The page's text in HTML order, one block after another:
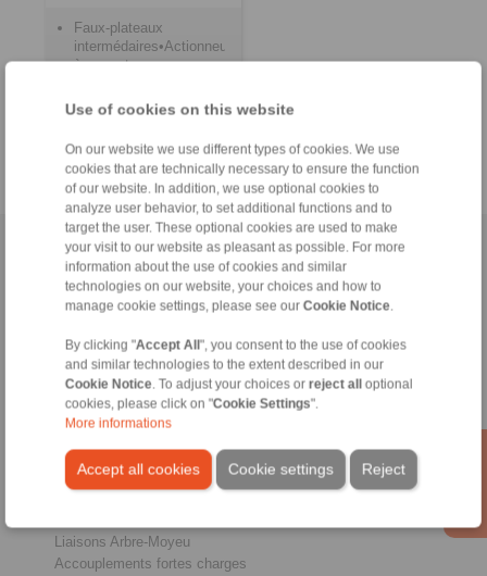
Use of cookies on this website
On our website we use different types of cookies. We use
cookies that are technically necessary to ensure the function
of our website. In addition, we use optional cookies to
analyze user behavior, to set additional functions and to
target the user. These optional cookies are used to make
your visit to our website as pleasant as possible. For more
information about the use of cookies and similar
technologies on our website, your choices and how to
manage cookie settings, please see our Cookie Notice
By clicking "Accept All", you consent to the use of cookies
and similar technologies to the extent described in our
Cookie Notice . To adjust your choices or reject alloptional
cookies, please click on "Cookie Settings".
More informations
Accept all cookies Reject
Cookie settings
Faux-plateaux
intermédaires•Actionneur
à ressort•pour
d&aposéquilibrage
Accueil|Formulaire de contact|Mentions légales|Politique de
confidentialité| Conditions Générales Professionnelles D'Affaires
Connexion
Produits
Aperçu
Liaisons Arbre-Moyeu
Accouplements fortes charges